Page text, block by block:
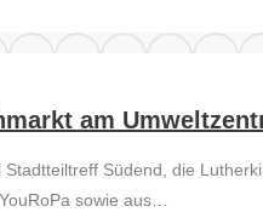
am
Stadtteiltreff Südend, die
sowie aus…